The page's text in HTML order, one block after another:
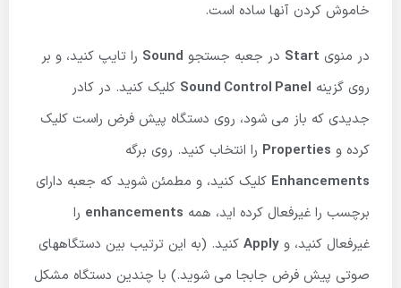
خاموش کردن آنها ساده است.
در منوی Start در جعبه جستجو Sound را تایپ کنید، و بر
روی گزینه Sound Control Panel کلیک کنید. در کادر
جدیدی که باز می شود، روی دستگاه پیش فرض راست کلیک
کرده و Properties را انتخاب کنید. روی برگه
Enhancements کلیک کنید، و مطمئن شوید که جعبه دارای
برچسب را غیرفعال کرده اید، همه enhancements را
غیرفعال کنید، و Apply کنید. (به این ترتیب بین دستگاههای
صوتی پیش فرض جابجا می شوید.) با چندین دستگاه مشکل